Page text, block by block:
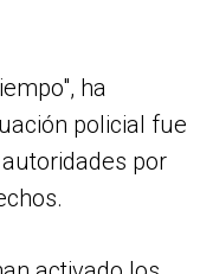
ha
policial fue
por